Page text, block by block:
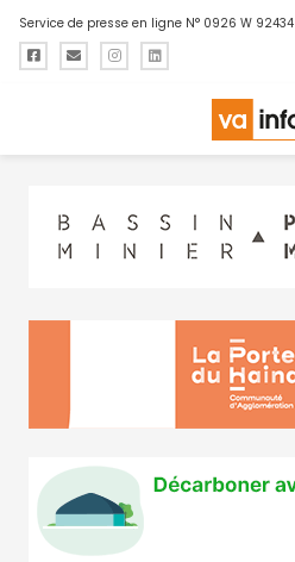
Service de presse en ligne N° 0926 W 92434